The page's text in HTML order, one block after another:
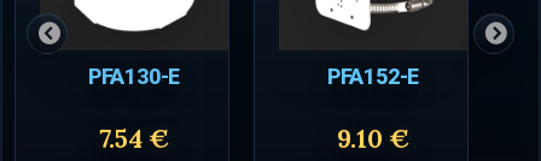
PFA130-E
7.54 €
PFA152-E
9.10 €